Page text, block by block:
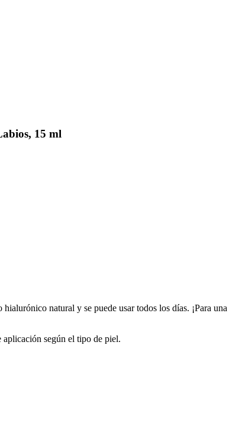
15 ml
natural y se puede usar todos los días. ¡Para una
según el tipo de piel.